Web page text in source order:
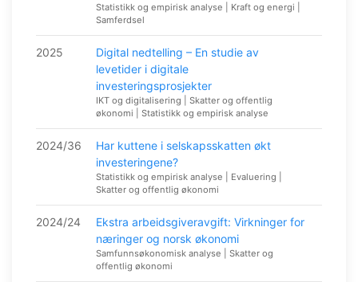
Statistikk og empirisk analyse | Kraft og energi |
Samferdsel
2025
Digital nedtelling – En studie av
levetider i digitale
investeringsprosjekter
IKT og digitalisering | Skatter og offentlig
økonomi | Statistikk og empirisk analyse
2024/36
Har kuttene i selskapsskatten økt
investeringene?
Statistikk og empirisk analyse | Evaluering |
Skatter og offentlig økonomi
2024/24
Ekstra arbeidsgiveravgift: Virkninger for
næringer og norsk økonomi
Samfunnsøkonomisk analyse | Skatter og
offentlig økonomi